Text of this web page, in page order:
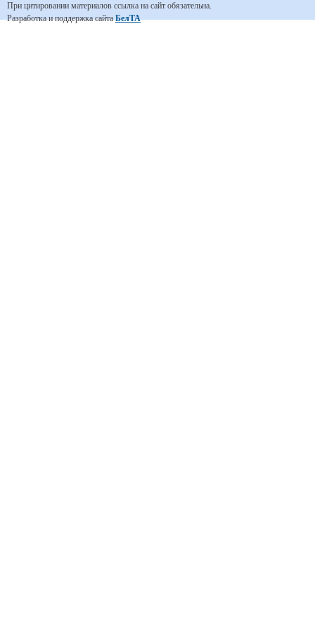
При цитировании материалов ссылка на сайт обязательна.
Разработка и поддержка сайтаБелТА